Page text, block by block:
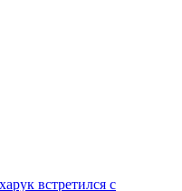
встретился с